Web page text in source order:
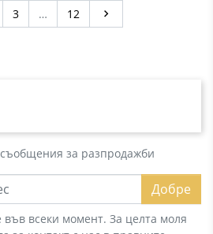
3 … 12 Напред

за разпродажби
Добре
всеки момент. За целта моля